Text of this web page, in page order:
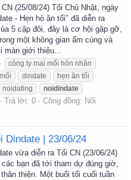
(25/08/24) Tối Chủ Nhật, ngày
- Hẹn hò ăn tối" đã diễn ra
5 cặp đôi, đây là cơ hội gặp gỡ,
một không gian ấm cúng và
giới thiệu...
công ty mai mối hôn nhân
dindate
hẹn ăn tối
noidating
noidindate
Trả lời: 0 Cộng đồng: Nối
Dindate | 23/06/24
vừa diễn ra Tối CN (23/06/24)
bạn đã tới tham dự đúng giờ,
thiện. Một buổi tối cuối tuần